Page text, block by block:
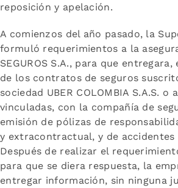
reposición y apelación.
A comienzos del año pasado, la
formuló requerimientos a la
SEGUROS S.A., para que
de los contratos de seguros
sociedad UBER COLOMBIA S.A.S. o
vinculadas, con la compañía de
emisión de pólizas de
y extracontractual, y de accidentes
Después de realizar el
para que se diera respuesta, la
entregar información, sin ninguna